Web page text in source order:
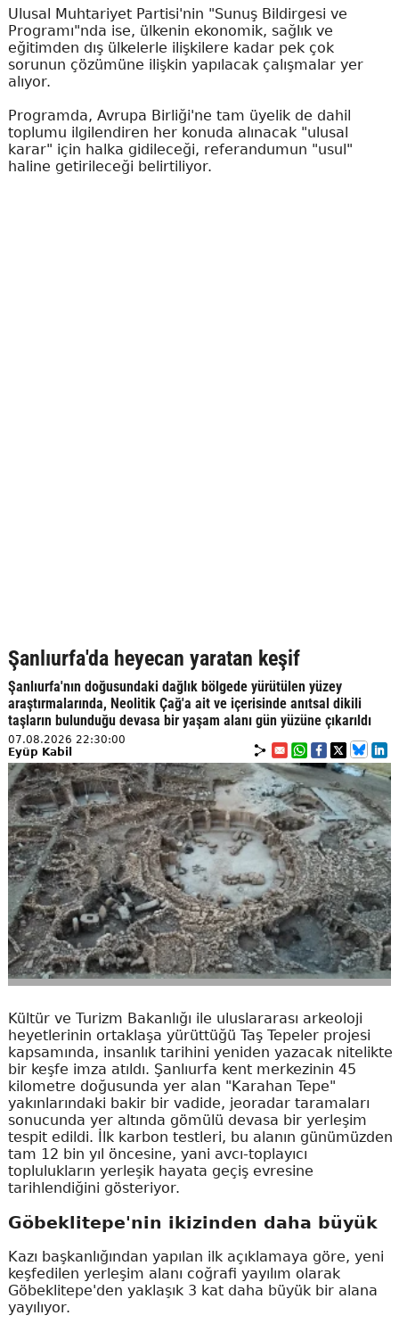
Ulusal Muhtariyet Partisi'nin "Sunuş Bildirgesi ve
Programı"nda ise, ülkenin ekonomik, sağlık ve
eğitimden dış ülkelerle ilişkilere kadar pek çok
sorunun çözümüne ilişkin yapılacak çalışmalar yer
alıyor.
Programda, Avrupa Birliği'ne tam üyelik de dahil
toplumu ilgilendiren her konuda alınacak "ulusal
karar" için halka gidileceği, referandumun "usul"
haline getirileceği belirtiliyor.
Şanlıurfa'da heyecan yaratan keşif
Şanlıurfa'nın doğusundaki dağlık bölgede yürütülen yüzey
araştırmalarında, Neolitik Çağ'a ait ve içerisinde anıtsal dikili
taşların bulunduğu devasa bir yaşam alanı gün yüzüne çıkarıldı
07.08.2026 22:30:00
Eyüp Kabil
Kültür ve Turizm Bakanlığı ile uluslararası arkeoloji
heyetlerinin ortaklaşa yürüttüğü Taş Tepeler projesi
kapsamında, insanlık tarihini yeniden yazacak nitelikte
bir keşfe imza atıldı. Şanlıurfa kent merkezinin 45
kilometre doğusunda yer alan "Karahan Tepe"
yakınlarındaki bakir bir vadide, jeoradar taramaları
sonucunda yer altında gömülü devasa bir yerleşim
tespit edildi. İlk karbon testleri, bu alanın günümüzden
tam 12 bin yıl öncesine, yani avcı-toplayıcı
toplulukların yerleşik hayata geçiş evresine
tarihlendiğini gösteriyor.
Göbeklitepe'nin ikizinden daha büyük
Kazı başkanlığından yapılan ilk açıklamaya göre, yeni
keşfedilen yerleşim alanı coğrafi yayılım olarak
Göbeklitepe'den yaklaşık 3 kat daha büyük bir alana
yayılıyor.